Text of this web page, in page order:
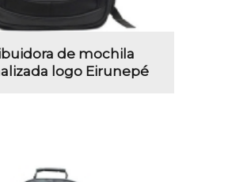
de mochila
logo Eirunepé